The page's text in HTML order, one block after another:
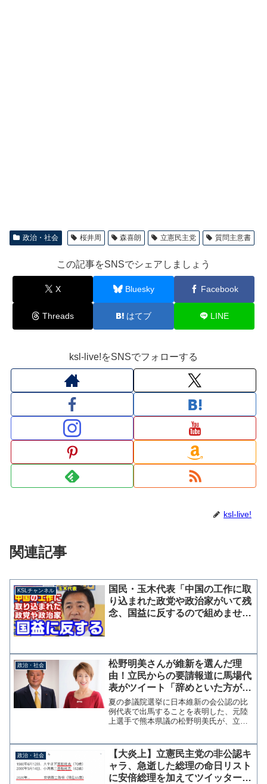
政治・社会 桜井周 森喜朗 立憲民主党 質問主意書
この記事をSNSでシェアしましょう
X Bluesky Facebook
Threads はてブ LINE
ksl-live!をSNSでフォローする
ksl-live!
関連記事
KSLチャンネル
国民・玉木代表「中国の工作に取
り込まれた政党や政治家がいて残
念、国益に反するので組めませ
政治・社会
松野明美さんが維新を選んだ理
由！立民からの要請報道に馬場代
表がツイート「辞めといた方がエ
エですよ〜皆んな後悔してます
よ〜」
夏の参議院選挙に日本維新の会公認の比
例代表で出馬することを表明した、元陸
上選手で熊本県議の松野明美氏が、立憲
よると、昨年11月に立憲民主党熊本県連
から出馬要請を受けたこ...
政治・社会
【大炎上】立憲民主党の非公認キ
ャラ、急逝した総理の命日リスト
に安倍総理を加えてツイッターに